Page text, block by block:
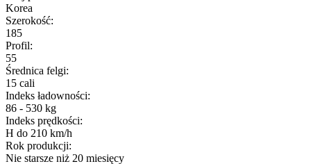
Korea
Szerokość:
185
Profil:
55
Średnica felgi:
15 cali
Indeks ładowności:
86 - 530 kg
Indeks prędkości:
H do 210 km/h
Rok produkcji:
Nie starsze niż 20 miesięcy